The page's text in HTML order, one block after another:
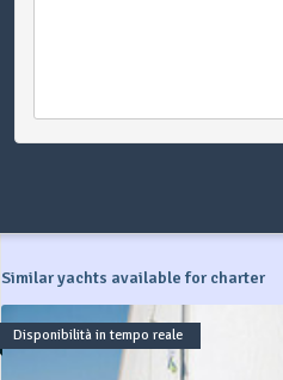
Similar yachts available for charter
Disponibilità in tempo reale